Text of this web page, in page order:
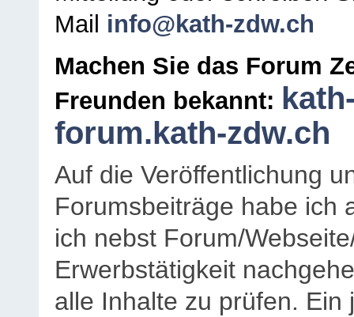
Mail info@kath-zdw.ch
Machen Sie das Forum
Freunden bekannt:
forum.kath-zdw.ch
Auf die Veröffentlichung
Forumsbeiträge habe ich
ich nebst Forum/
Erwerbstätigkeit
alle Inhalte zu prüfen.